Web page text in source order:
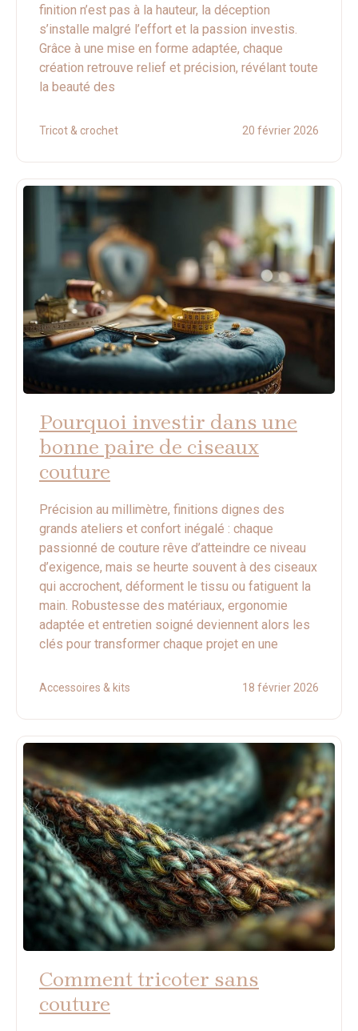
finition n’est pas à la hauteur, la déception
s’installe malgré l’effort et la passion investis.
Grâce à une mise en forme adaptée, chaque
création retrouve relief et précision, révélant toute
la beauté des
Tricot & crochet 20 février 2026
Pourquoi investir dans une
bonne paire de ciseaux
couture
Précision au millimètre, finitions dignes des
grands ateliers et confort inégalé : chaque
passionné de couture rêve d’atteindre ce niveau
d’exigence, mais se heurte souvent à des ciseaux
qui accrochent, déforment le tissu ou fatiguent la
main. Robustesse des matériaux, ergonomie
adaptée et entretien soigné deviennent alors les
clés pour transformer chaque projet en une
Accessoires & kits 18 février 2026
Comment tricoter sans
couture